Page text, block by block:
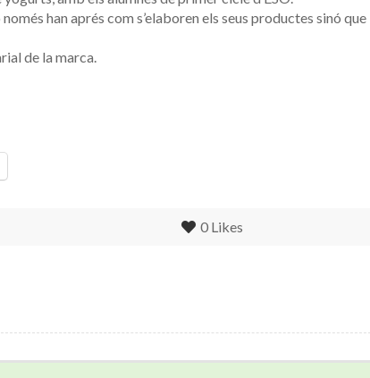
han aprés com s’elaboren els seus productes sinó que
de la marca.
0 Likes